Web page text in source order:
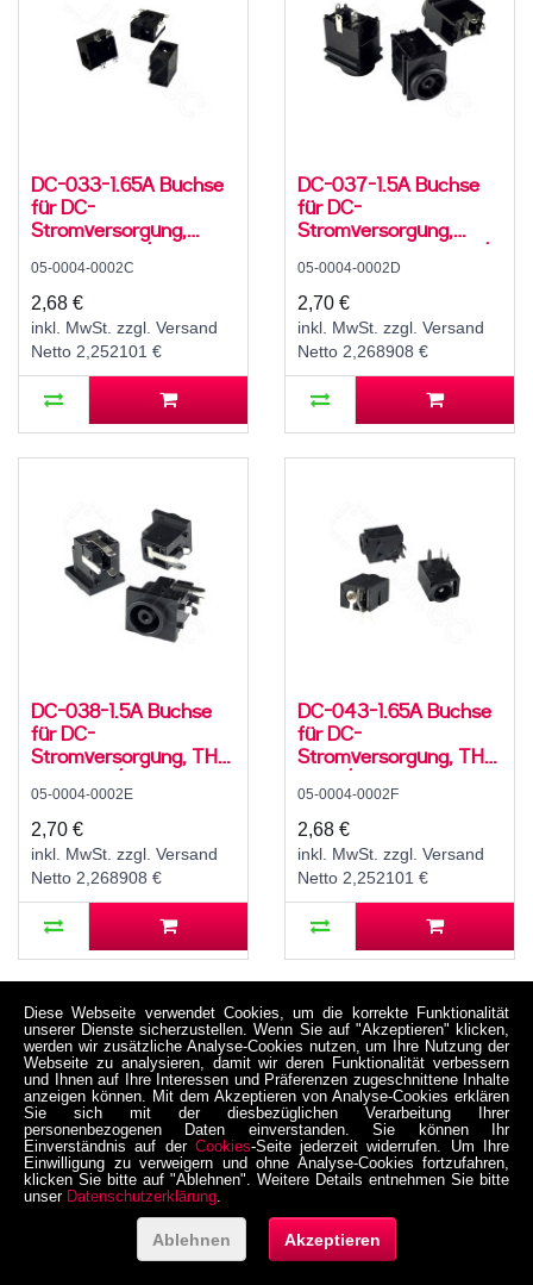
DC-033-1.65A Buchse
für DC-
Stromversorgung,
SMD, für 3,5 / 1,7 mm
Hohlstecker, 30 V, 500
mA, 90°, -20..70 °C
05-0004-0002C
2,68 €
inkl. MwSt. zzgl. Versand
Netto 2,252101 €
DC-037-1.5A Buchse
für DC-
Stromversorgung,
Lötfahnen, für 4,3..6 /
1,4 mm Stecker, 30 V,
500 mA, 0°, -20..70 °C
05-0004-0002D
2,70 €
inkl. MwSt. zzgl. Versand
Netto 2,268908 €
DC-038-1.5A Buchse
für DC-
Stromversorgung, THT,
für 4,3..6 / 1,4 mm
Stecker, 30 V, 500 mA,
90°, -20..70 °C
05-0004-0002E
2,70 €
inkl. MwSt. zzgl. Versand
Netto 2,268908 €
DC-043-1.65A Buchse
für DC-
Stromversorgung, THT,
für 4 / 1,75 mm
Hohlstecker, 30 V, 500
mA, 90°, -20..70 °C
05-0004-0002F
2,68 €
inkl. MwSt. zzgl. Versand
Netto 2,252101 €
DC-044-2.5A Buchse
DC-044A-2.0A Buchse
für DC-
Diese Webseite verwendet Cookies, um die korrekte Funktionalität
unserer Dienste sicherzustellen. Wenn Sie auf "Akzeptieren" klicken,
werden wir zusätzliche Analyse-Cookies nutzen, um Ihre Nutzung der
Webseite zu analysieren, damit wir deren Funktionalität verbessern
und Ihnen auf Ihre Interessen und Präferenzen zugeschnittene Inhalte
anzeigen können. Mit dem Akzeptieren von Analyse-Cookies erklären
Sie sich mit der diesbezüglichen Verarbeitung Ihrer
personenbezogenen Daten einverstanden. Sie können Ihr
Einverständnis auf der Cookies-Seite jederzeit widerrufen. Um Ihre
Einwilligung zu verweigern und ohne Analyse-Cookies fortzufahren,
klicken Sie bitte auf "Ablehnen". Weitere Details entnehmen Sie bitte
unser Datenschutzerklärung.
Ablehnen Akzeptieren